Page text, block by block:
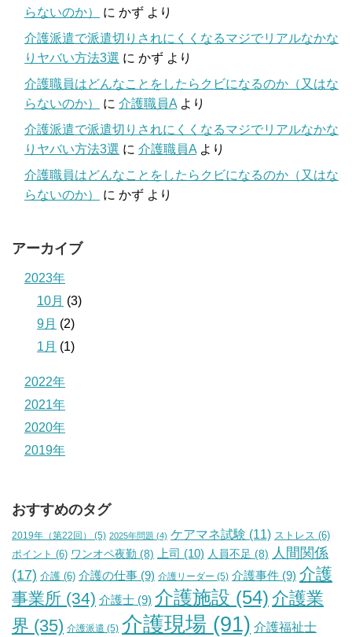
らないのか）
に かず より
介護派遣で派遣切りされにくくなるマジでリアルなかな
りヤバい方法3選 に かず より
介護職員はどんなことをしたらクビになるのか（又はな
らないのか）
に 介護職員A より
介護派遣で派遣切りされにくくなるマジでリアルなかな
りヤバい方法3選 に 介護職員A より
介護職員はどんなことをしたらクビになるのか（又はな
らないのか）
に かず より
アーカイブ
2023年
10月 (3)
9月 (2)
1月 (1)
2022年
2021年
2020年
2019年
おすすめのタグ
2019年（第22回） (5) 2025年問題 (4) ケアマネ試験 (11) ストレス (6)
ポイント (6) ワンオペ夜勤 (8) 上司 (10) 人員不足 (8) 人間関係
(17) 介護 (6) 介護の仕事 (9) 介護リーダー (5) 介護事件 (9) 介護
事業所 (34) 介護士 (9) 介護施設 (54) 介護業
界 (35) 介護派遣 (5) 介護現場 (91) 介護福祉士